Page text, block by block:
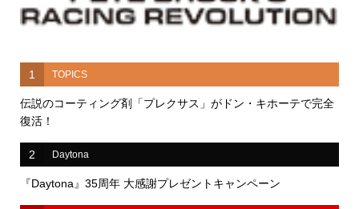
1 TOPICS
伝説のコーティング剤「プレクサス」がドン・キホーテで完全
復活！
2 Daytona
『Daytona』35周年 大感謝プレゼントキャンペーン